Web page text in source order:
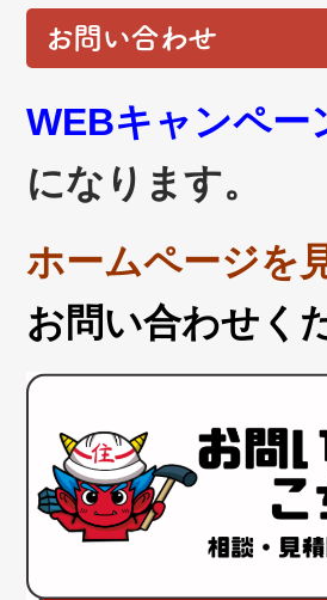
お問い合わせ
WEBキャンペー
になります。
ホームページを
お問い合わせく